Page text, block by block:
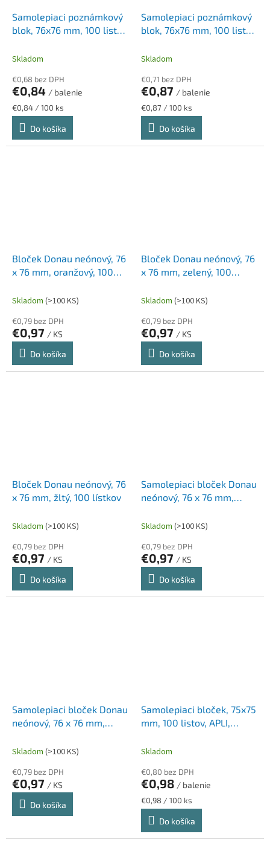
Samolepiaci poznámkový
blok, 76x76 mm, 100 listov,
hnedá
Skladom
€0,68 bez DPH
€0,84 / balenie
Jednotková
cena:
€0,84 / 100 ks
Do košíka
Samolepiaci poznámkový
blok, 76x76 mm, 100 listov,
Skladom
€0,71 bez DPH
€0,87 / balenie
Jednotková
cena:
€0,87 / 100 ks
Do košíka
Bloček Donau neónový, 76
x 76 mm, oranžový, 100
Skladom (>100 KS)
€0,79 bez DPH
€0,97 / KS
Do košíka
Bloček Donau neónový, 76
x 76 mm, zelený, 100
Skladom (>100 KS)
€0,79 bez DPH
€0,97 / KS
Do košíka
Bloček Donau neónový, 76
x 76 mm, žltý, 100 lístkov
Skladom (>100 KS)
€0,79 bez DPH
€0,97 / KS
Do košíka
Samolepiaci bloček Donau
neónový, 76 x 76 mm,
Skladom (>100 KS)
€0,79 bez DPH
€0,97 / KS
Do košíka
Samolepiaci bloček Donau
neónový, 76 x 76 mm,
Skladom (>100 KS)
€0,79 bez DPH
€0,97 / KS
Do košíka
Samolepiaci bloček, 75x75
mm, 100 listov, APLI,
Skladom
€0,80 bez DPH
€0,98 / balenie
Jednotková
cena:
€0,98 / 100 ks
Do košíka